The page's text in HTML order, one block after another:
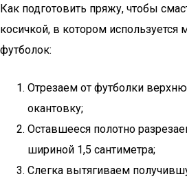
Как подготовить пряжу, чтобы
косичкой, в котором используется
футболок:
Отрезаем от футболки
окантовку;
Оставшееся полотно
шириной 1,5 сантиметра;
Слегка вытягиваем